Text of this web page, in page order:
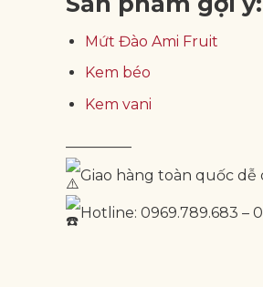
Mứt Đào Ami Fruit
Kem béo
Kem vani
————–
Giao hàng toàn quốc dễ
Hotline: 0969.789.683 –